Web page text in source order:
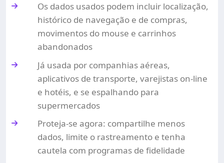
Os dados usados podem incluir localização,
histórico de navegação e de compras,
movimentos do mouse e carrinhos
abandonados
Já usada por companhias aéreas,
aplicativos de transporte, varejistas on-line
e hotéis, e se espalhando para
supermercados
Proteja-se agora: compartilhe menos
dados, limite o rastreamento e tenha
cautela com programas de fidelidade